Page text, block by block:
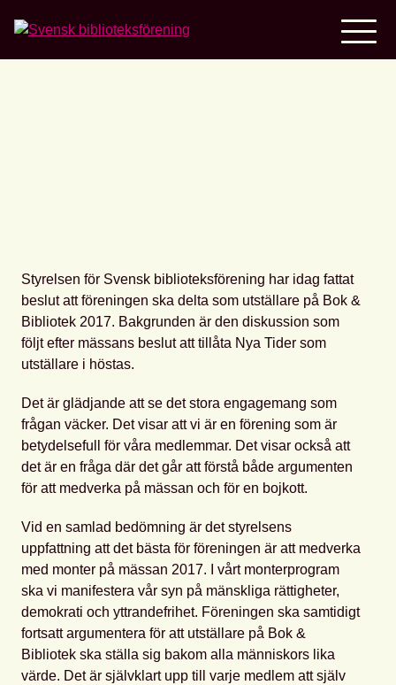
Styrelsen för Svensk biblioteksförening har idag fattat
beslut att föreningen ska delta som utställare på Bok &
Bibliotek 2017. Bakgrunden är den diskussion som
följt efter mässans beslut att tillåta Nya Tider som
utställare i höstas.
Det är glädjande att se det stora engagemang som
frågan väcker. Det visar att vi är en förening som är
betydelsefull för våra medlemmar. Det visar också att
det är en fråga där det går att förstå både argumenten
för att medverka på mässan och för en bojkott.
Vid en samlad bedömning är det styrelsens
uppfattning att det bästa för föreningen är att medverka
med monter på mässan 2017. I vårt monterprogram
ska vi manifestera vår syn på mänskliga rättigheter,
demokrati och yttrandefrihet. Föreningen ska samtidigt
fortsatt argumentera för att utställare på Bok &
Bibliotek ska ställa sig bakom alla människors lika
värde. Det är självklart upp till varje medlem att själv